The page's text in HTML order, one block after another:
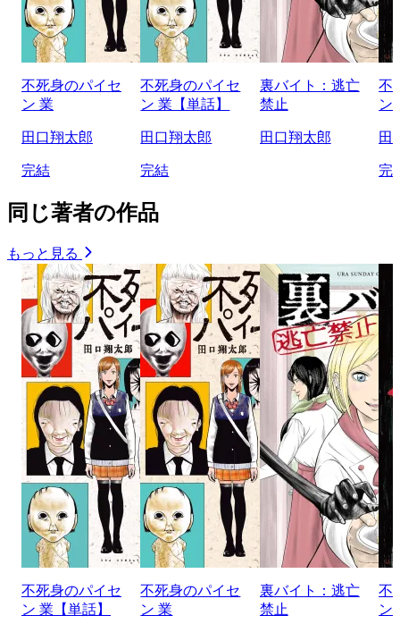
不死身のパイセ
ン 業
田口翔太郎
完結
不死身のパイセ
ン 業【単話】
田口翔太郎
完結
裏バイト：逃亡
禁止
田口翔太郎
不
ン
田
完
同じ著者の作品
もっと見る
不死身のパイセ
ン 業【単話】
不死身のパイセ
ン 業
裏バイト：逃亡
禁止
不
ン